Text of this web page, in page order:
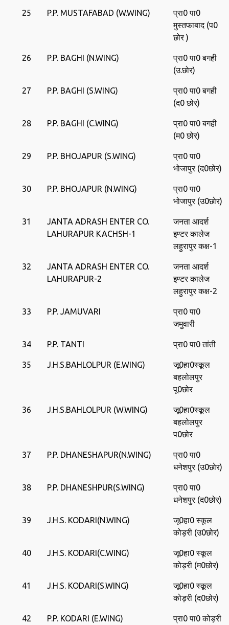
25 P.P. MUSTAFABAD (W.WING)
प्रा0 पा0
मुस्‍तफाबाद (प0
छोर )
26 P.P. BAGHI (N.WING)
प्रा0 पा0 बगही
(उ.छोर)
27 P.P. BAGHI (S.WING)
प्रा0 पा0 बगही
(द0 छोर)
28 P.P. BAGHI (C.WING)
प्रा0 पा0 बगही
(म0 छोर)
29 P.P. BHOJAPUR (S.WING)
प्रा0 पा0
भोजापुर (द0छोर)
30 P.P. BHOJAPUR (N.WING)
प्रा0 पा0
भोजापुर (उ0छोर)
31
JANTA ADRASH ENTER CO.
LAHURAPUR KACHSH-1
जनता आदर्श
इण्‍टर कालेज
लहुरापुर कक्ष-1
32
JANTA ADRASH ENTER CO.
LAHURAPUR-2
जनता आदर्श
इण्‍टर कालेज
लहुरापुर कक्ष-2
33 P.P. JAMUVARI
प्रा0 पा0
जमुवारी
34 P.P. TANTI प्रा0 पा0 तांती
35 J.H.S.BAHLOLPUR (E.WING)
जू0हा0स्‍कूल
बहलोलपुर
पू0छोर
36 J.H.S.BAHLOLPUR (W.WING)
जू0हा0स्‍कूल
बहलोलपुर
प0छोर
37 P.P. DHANESHAPUR(N.WING)
प्रा0 पा0
धनेशपुर (उ0छोर)
38 P.P. DHANESHPUR(S.WING)
प्रा0 पा0
धनेशपुर (द0छोर)
39 J.H.S. KODARI(N.WING)
जू0हा0 स्‍कूल
कोड़री (उ0छोर)
40 J.H.S. KODARI(C.WING)
जू0हा0 स्‍कूल
कोड़री (म0छोर)
41 J.H.S. KODARI(S.WING)
जू0हा0 स्‍कूल
कोड़री (द0छोर)
42 P.P. KODARI (E.WING) प्रा0 पा0 कोड़री